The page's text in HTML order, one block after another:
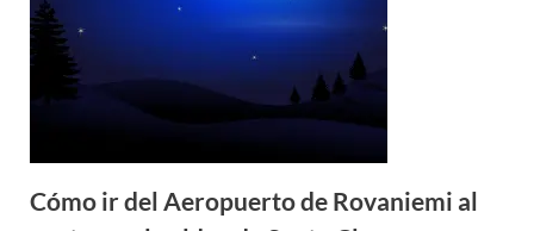
Cómo ir del Aeropuerto de Rovaniemi al